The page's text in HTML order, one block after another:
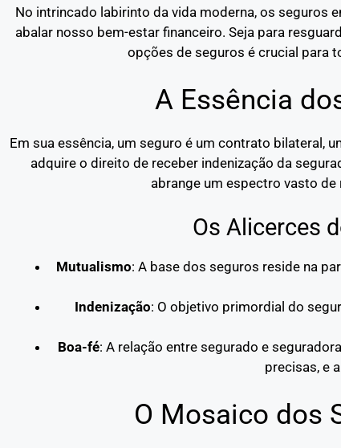
No intrincado labirinto da vida moderna, os seguros
abalar nosso bem-estar financeiro. Seja para
opções de seguros é crucial para
A Essência
Em sua essência, um seguro é um contrato bilateral,
adquire o direito de receber indenização da
abrange um espectro vasto
Os Alicerces
Mutualismo: A base dos seguros reside na
Indenização: O objetivo primordial do
Boa-fé: A relação entre segurado e
precisas, e
O Mosaico dos